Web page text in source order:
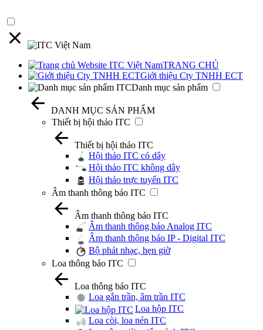
TRANG CHỦ
Giới thiệu Cty TNHH ECT
Danh mục sản phẩm
DANH MỤC SẢN PHẨM
Thiết bị hội thảo ITC
Thiết bị hội thảo ITC
Hội thảo ITC có dây
Hội thảo ITC không dây
Hội thảo trực tuyến ITC
Âm thanh thông báo ITC
Âm thanh thông báo ITC
Âm thanh thông báo Analog ITC
Âm thanh thông báo IP - Digital ITC
Bộ phát nhạc, hẹn giờ
Loa thông báo ITC
Loa thông báo ITC
Loa gắn trần, âm trần ITC
Loa hộp ITC
Loa còi, loa nén ITC